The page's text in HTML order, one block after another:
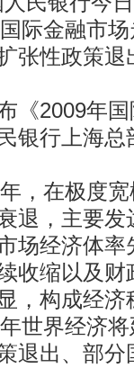
际金融市
张性政策退
2009年国
银行上海总
在极度宽
退，主要发
场经济体
收缩以及财
，构成经济
世界经济
退出、部分